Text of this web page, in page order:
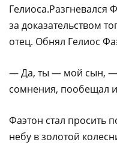
Гелиоса.Разгневался
за доказательством
отец. Обнял Гелиос
— Да, ты — мой сын, —
сомнения, пообещал
Фаэтон стал просить
небу в золотой